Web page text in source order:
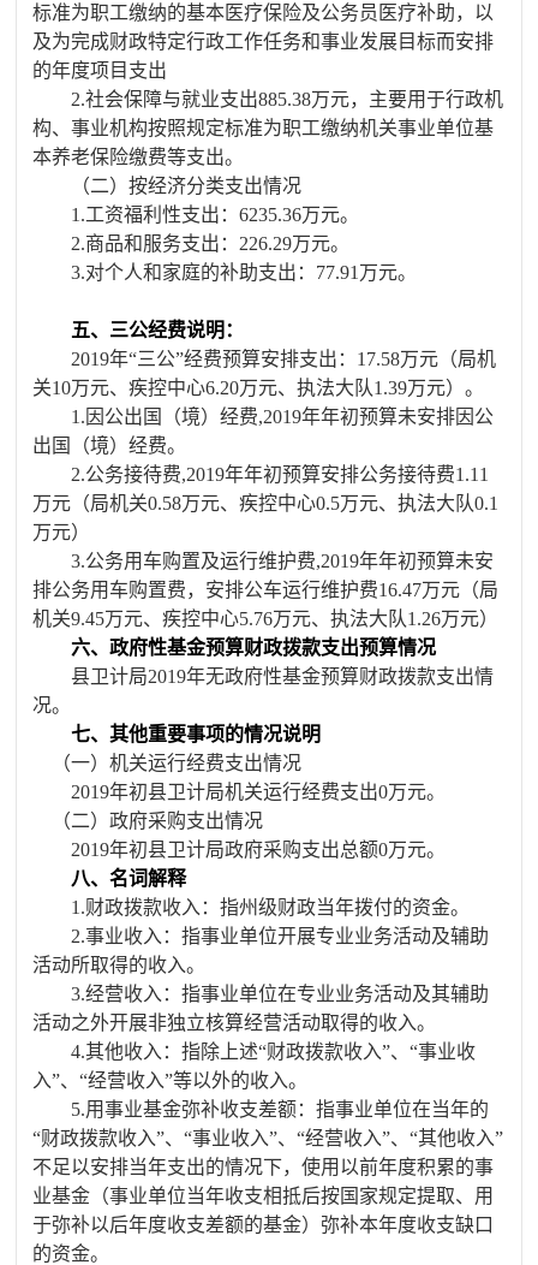
标准为职工缴纳的基本医疗保险及公务员医疗补助，以
及为完成财政特定行政工作任务和事业发展目标而安排
的年度项目支出
2.社会保障与就业支出885.38万元，主要用于行政机
构、事业机构按照规定标准为职工缴纳机关事业单位基
本养老保险缴费等支出。
（二）按经济分类支出情况
1.工资福利性支出 ：6235.36万元。
2.商品和服务支出： 226.29万元。
3.对个人和家庭的补助支出： 77.91 万元。
五、三公经费说明：
2019年“三公”经费预算安排支出： 17.58万元（局机
关10万元、疾控中心6.20万元、执法大队1.39万元）。
1.因公出国（境）经费,2019年年初预算未安排因公
出国（境）经费。
2.公务接待费,2019年年初预算安排公务接待费1.11
万元（局机关0.58万元、疾控中心0.5万元、执法大队0.1
万元）
3.公务用车购置及运行维护费,2019年年初预算未安
排公务用车购置费，安排公车运行维护费16.47万元（局
机关9.45万元、疾控中心5.76万元、执法大队1.26万元）
六、政府性基金预算财政拨款支出预算情况
县卫计局2019年无政府性基金预算财政拨款支出情
况。
七、其他重要事项的情况说明
（一）机关运行经费支出情况
2019年初县卫计局机关运行经费支出0万元。
（二）政府采购支出情况
2019年初县卫计局政府采购支出总额0万元。
八、名词解释
1.财政拨款收入：指州级财政当年拨付的资金。
2.事业收入：指事业单位开展专业业务活动及辅助
活动所取得的收入。
3.经营收入：指事业单位在专业业务活动及其辅助
活动之外开展非独立核算经营活动取得的收入。
4.其他收入：指除上述“财政拨款收入”、“事业收
入”、“经营收入”等以外的收入。
5.用事业基金弥补收支差额：指事业单位在当年的
“财政拨款收入”、“事业收入”、“经营收入”、“其他收入”
不足以安排当年支出的情况下，使用以前年度积累的事
业基金（事业单位当年收支相抵后按国家规定提取、用
于弥补以后年度收支差额的基金）弥补本年度收支缺口
的资金。